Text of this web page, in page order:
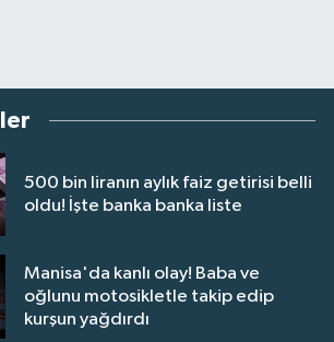
500 bin liranın aylık faiz getirisi belli
oldu! İşte banka banka liste
Manisa'da kanlı olay! Baba ve
oğlunu motosikletle takip edip
kurşun yağdırdı